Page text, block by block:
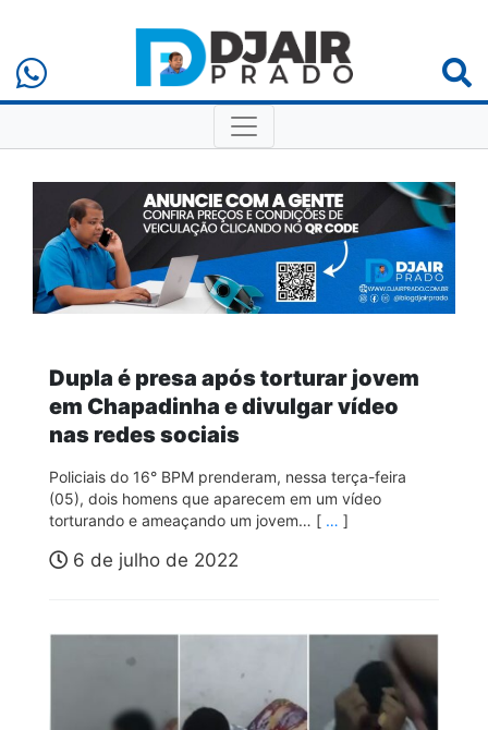
Dupla é presa após torturar jovem
em Chapadinha e divulgar vídeo
nas redes sociais
Policiais do 16° BPM prenderam, nessa terça-feira
(05), dois homens que aparecem em um vídeo
torturando e ameaçando um jovem… [ … ]
6 de julho de 2022